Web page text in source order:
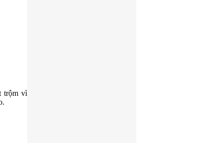
trộm vì